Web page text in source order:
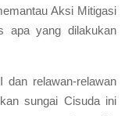
Aksi Mitigasi
apa yang dilakukan
dan relawan-relawan
sungai Cisuda ini